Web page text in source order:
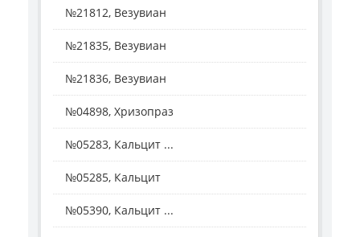
№21812, Везувиан
№21835, Везувиан
№21836, Везувиан
№04898, Хризопраз
№05283, Кальцит ...
№05285, Кальцит
№05390, Кальцит ...